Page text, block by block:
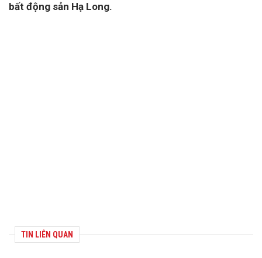
bất động sản Hạ Long.
TIN LIÊN QUAN